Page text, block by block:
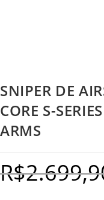
SNIPER DE
CORE S-
ARMS
R$